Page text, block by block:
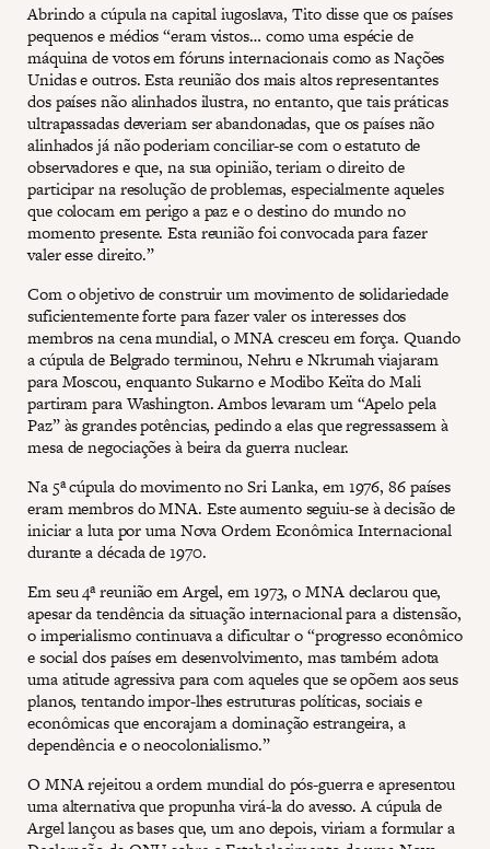
Abrindo a cúpula na capital iugoslava, Tito disse que os países
pequenos e médios “eram vistos… como uma espécie de
máquina de votos em fóruns internacionais como as Nações
Unidas e outros. Esta reunião dos mais altos representantes
dos países não alinhados ilustra, no entanto, que tais práticas
ultrapassadas deveriam ser abandonadas, que os países não
alinhados já não poderiam conciliar-se com o estatuto de
observadores e que, na sua opinião, teriam o direito de
participar na resolução de problemas, especialmente aqueles
que colocam em perigo a paz e o destino do mundo no
momento presente. Esta reunião foi convocada para fazer
valer esse direito.”
Com o objetivo de construir um movimento de solidariedade
suficientemente forte para fazer valer os interesses dos
membros na cena mundial, o MNA cresceu em força. Quando
a cúpula de Belgrado terminou, Nehru e Nkrumah viajaram
para Moscou, enquanto Sukarno e Modibo Keïta do Mali
partiram para Washington. Ambos levaram um “Apelo pela
Paz” às grandes potências, pedindo a elas que regressassem à
mesa de negociações à beira da guerra nuclear.
Na 5ª cúpula do movimento no Sri Lanka, em 1976, 86 países
eram membros do MNA. Este aumento seguiu-se à decisão de
iniciar a luta por uma Nova Ordem Econômica Internacional
durante a década de 1970.
Em seu 4ª reunião em Argel, em 1973, o MNA declarou que,
apesar da tendência da situação internacional para a distensão,
o imperialismo continuava a dificultar o “progresso econômico
e social dos países em desenvolvimento, mas também adota
uma atitude agressiva para com aqueles que se opõem aos seus
planos, tentando impor-lhes estruturas políticas, sociais e
econômicas que encorajam a dominação estrangeira, a
dependência e o neocolonialismo.”
O MNA rejeitou a ordem mundial do pós-guerra e apresentou
uma alternativa que propunha virá-la do avesso. A cúpula de
Argel lançou as bases que, um ano depois, viriam a formular a